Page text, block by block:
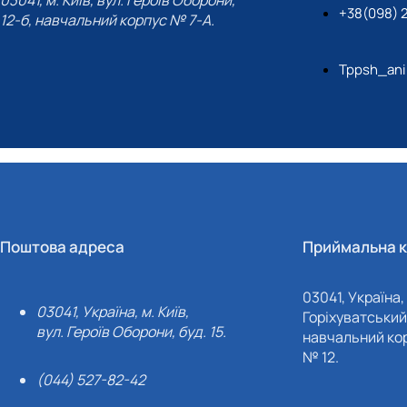
12-б, навчальний корпус № 7-А.
+38(098)
Поштова адреса
03041, Україна, м. Київ,
вул. Героїв Оборони, буд. 15.
(044) 527-82-42
Приймальна
03041,
навчальний
№ 12.